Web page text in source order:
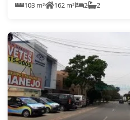
103 m² 162 m² 2 2